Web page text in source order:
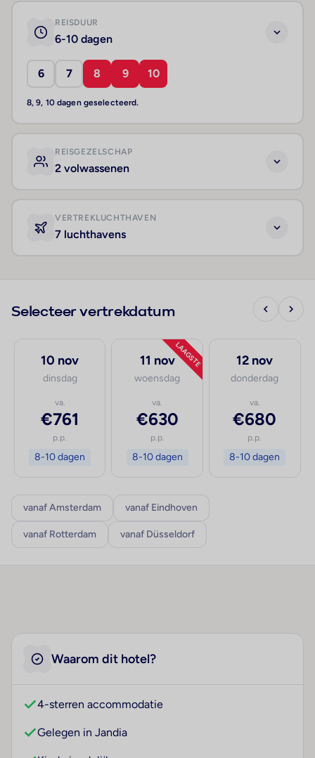
REISDUUR
6-10 dagen
6 7 8 9 10
8, 9, 10 dagen geselecteerd.
REISGEZELSCHAP
2 volwassenen
VERTREKLUCHTHAVEN
7 luchthavens
Selecteer vertrekdatum
10 nov
dinsdag
va.
€761
p.p.
8-10 dagen
LAAGSTE
11 nov
woensdag
va.
€630
p.p.
8-10 dagen
12 nov
donderdag
va.
€680
p.p.
8-10 dagen
vanaf Amsterdam vanaf Eindhoven
vanaf Rotterdam vanaf Düsseldorf
Waarom dit hotel?
4-sterren accommodatie
Gelegen in Jandia